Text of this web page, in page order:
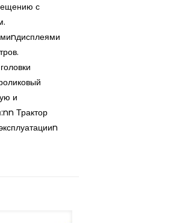
с
и
Трактор